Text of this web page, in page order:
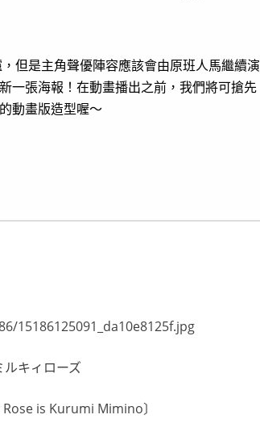
但是主角聲優陣容應該會由原班人馬繼續演
一張海報！在動畫播出之前，我們將可搶先
動畫版造型喔～
キィローズ
is Kurumi Mimino〕